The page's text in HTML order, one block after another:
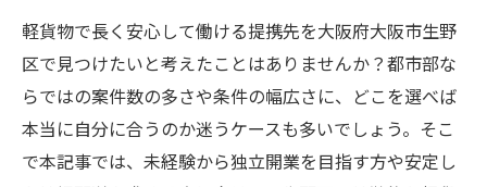
軽貨物で長く安心して働ける提携先を大阪府大阪市生野
区で見つけたいと考えたことはありませんか？都市部な
らではの案件数の多さや条件の幅広さに、どこを選べば
本当に自分に合うのか迷うケースも多いでしょう。そこ
で本記事では、未経験から独立開業を目指す方や安定し